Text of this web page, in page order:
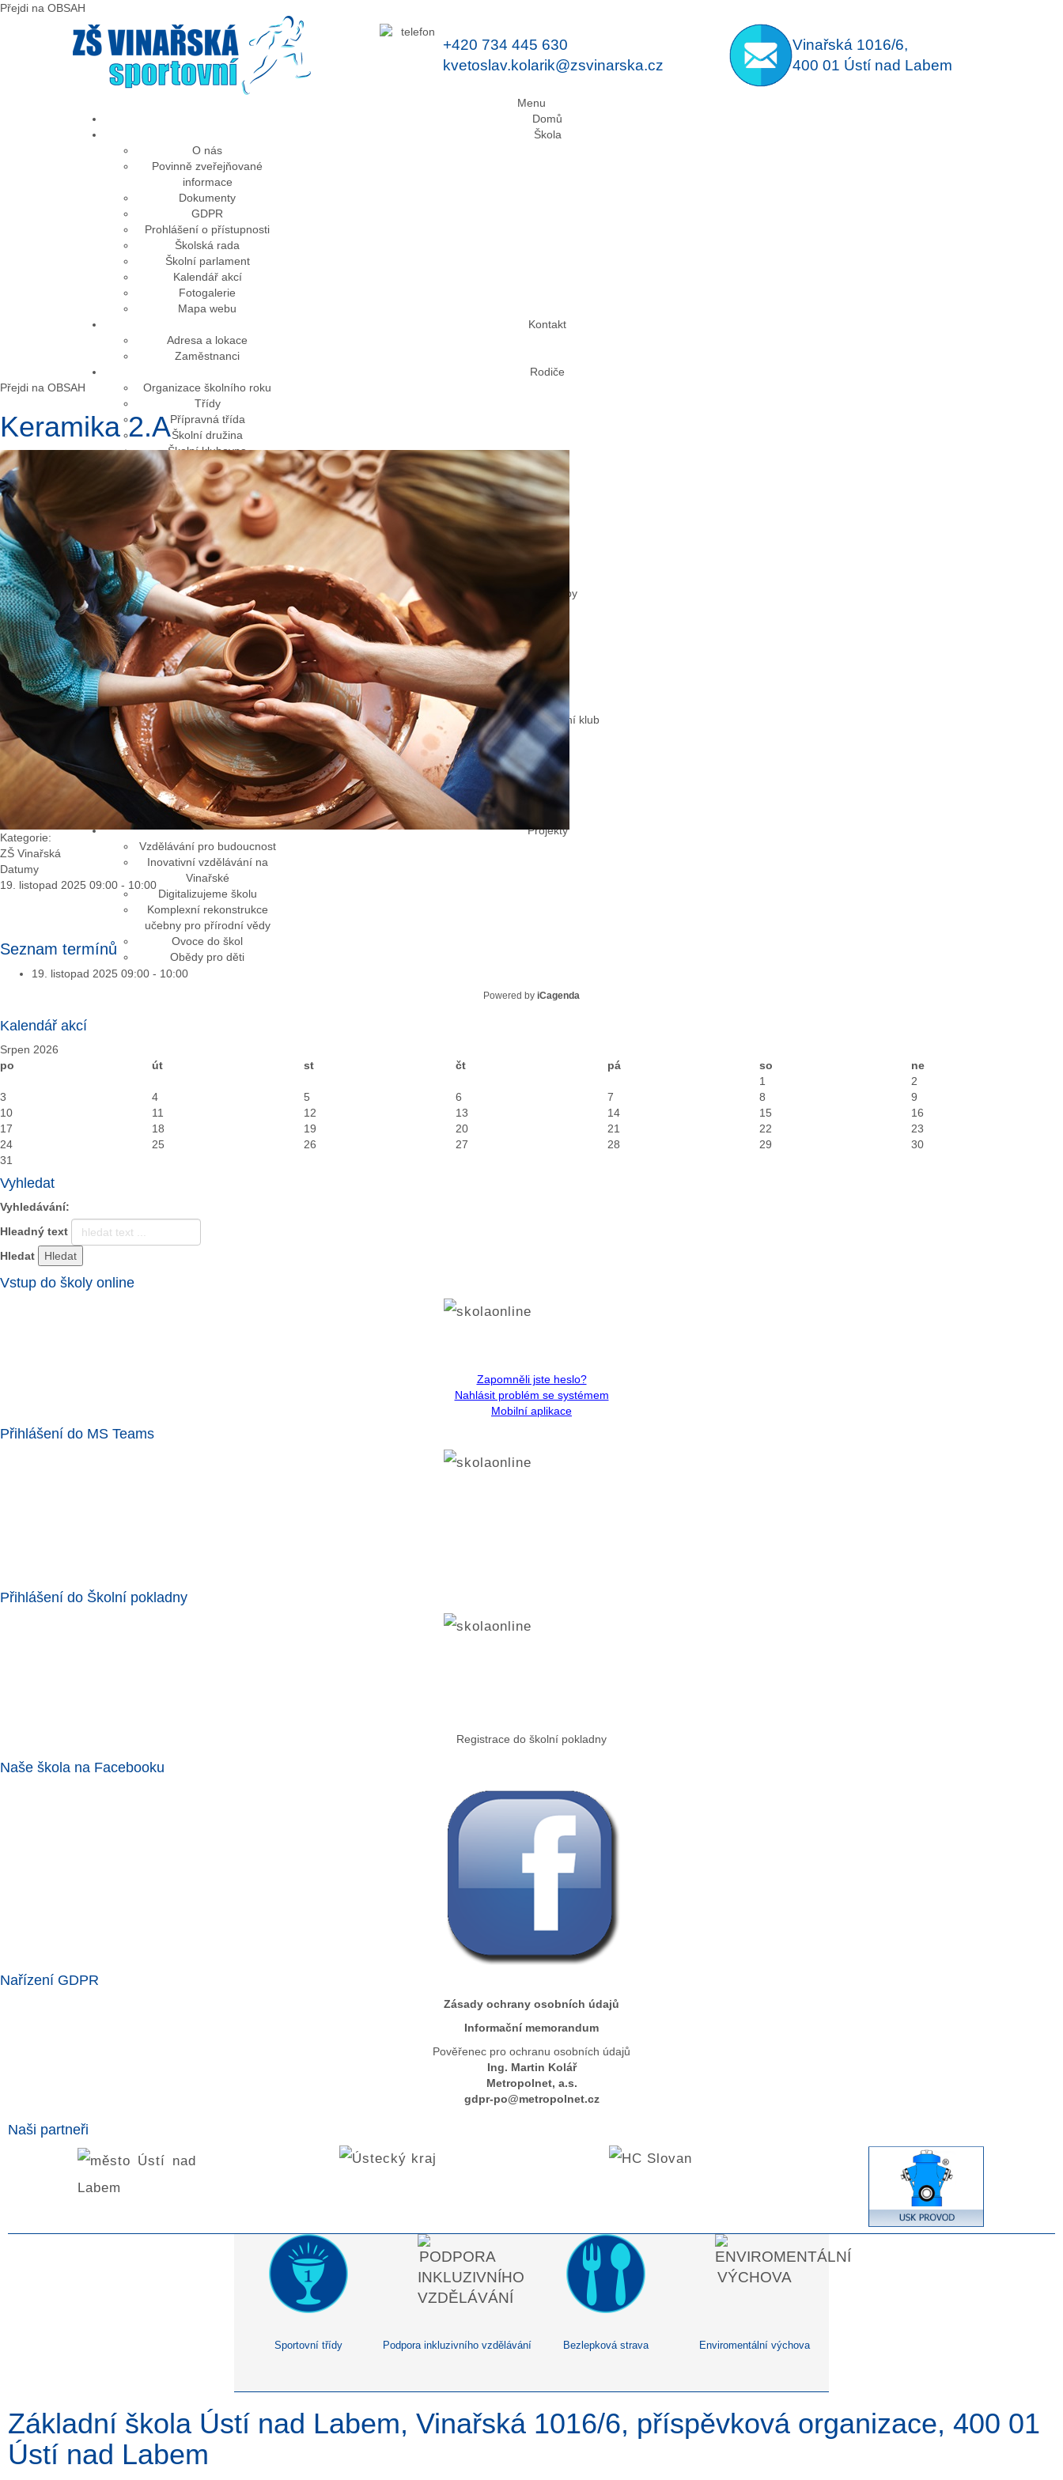
Přejdi na OBSAH
+420 734 445 630
kvetoslav.kolarik@zsvinarska.cz
Vinařská 1016/6,
400 01 Ústí nad Labem
Menu
Domů
Škola
O nás
Povinně zveřejňované
informace
Dokumenty
GDPR
Prohlášení o přístupnosti
Školská rada
Školní parlament
Kalendář akcí
Fotogalerie
Mapa webu
Kontakt
Adresa a lokace
Zaměstnanci
Rodiče
Organizace školního roku
Třídy
Přípravná třída
Školní družina
Školní klubovna
Plán akcí
Školní řád
Zájmové kroužky
Ke stažení
Jídelna
Informace pro strávníky
Objednávky obědů
Jídelníček
Další služby
Školní sociální pracovník
Metodik prevence
Výchovný poradce
Enviromentální výchova
Kariérové poradenství
K pronájmu
Poradenská zařízení
Školní sportovní klub
Informace o spolku
Dokumenty spolku
Zájmové kroužky
SRPŠ
Informace o spolku
Dokumenty spolku
Projekty
Vzdělávání pro budoucnost
Inovativní vzdělávání na
Vinařské
Digitalizujeme školu
Komplexní rekonstrukce
učebny pro přírodní vědy
Ovoce do škol
Obědy pro děti
Přejdi na OBSAH
Keramika 2.A
Kategorie:
ZŠ Vinařská
Datumy
19. listopad 2025 09:00 - 10:00
Seznam termínů
19. listopad 2025 09:00 - 10:00
Powered by iCagenda
Kalendář akcí
rok
měsíc
rok
měsíc
Srpen 2026
po
út st čt pá so
ne
1
2
3
4 5 6 7 8
9
10
11 12 13 14 15
16
17
18 19 20 21 22
23
24
25 26 27 28 29
30
31
Vyhledat
Vyhledávání:
Hleadný text
Hledat
Vstup do školy online
Zapomněli jste heslo?
Nahlásit problém se systémem
Mobilní aplikace
Přihlášení do MS Teams
Přihlášení do Školní pokladny
Registrace do školní pokladny
Naše škola na Facebooku
Nařízení GDPR
Zásady ochrany osobních údajů
Informační memorandum
Pověřenec pro ochranu osobních údajů
Ing. Martin Kolář
Metropolnet, a.s.
gdpr-po@metropolnet.cz
Naši partneři
Sportovní třídy Podpora inkluzivního vzdělávání Bezlepková strava Enviromentální výchova
Základní škola Ústí nad Labem, Vinařská 1016/6, příspěvková organizace, 400 01
Ústí nad Labem